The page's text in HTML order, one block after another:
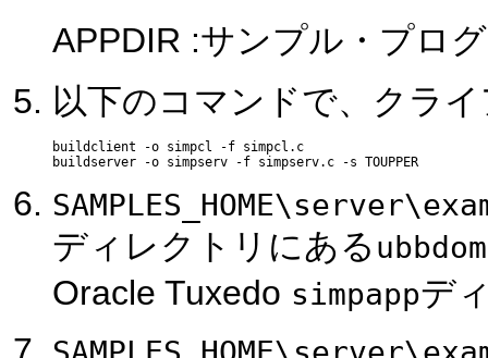
APPDIR :サンプル・プロ
以下のコマンドで、クラ
buildclient -o simpcl -f simpcl.c
ディレクトリにある
Oracle Tuxedo simpappデ